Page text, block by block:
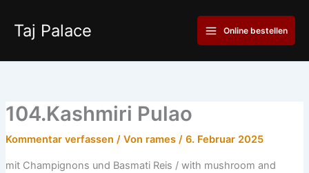
Inhalt
springen
Taj Palace
Main
Menu
Online bestellen
104.Kashmiri Pulao
Kommentar verfassen / Von rames / 6. Februar 2025
mit Champignons und Basmati Reis / with mushroom and